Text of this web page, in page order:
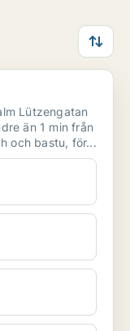
än 1 min från
och bastu, för...